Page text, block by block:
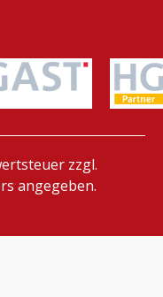
zzgl.
angegeben.